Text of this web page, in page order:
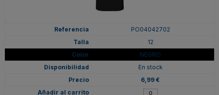
PO04042702
12
NEGRO
En stock
6,99 €